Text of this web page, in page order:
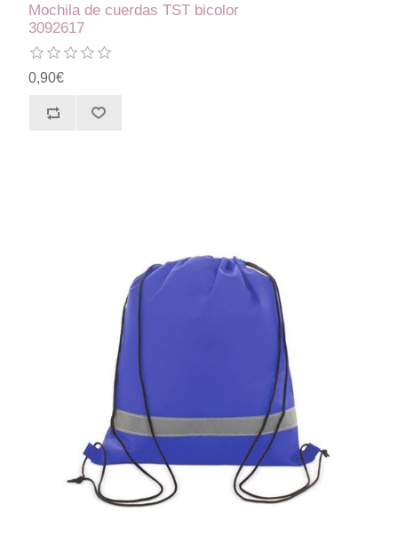
Mochila de cuerdas TST bicolor
3092617
0,90€